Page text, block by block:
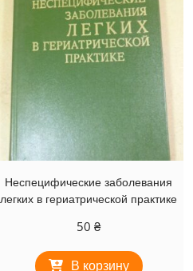
Неспецифические заболевания
легких в гериатрической практике
50₴
В корзину